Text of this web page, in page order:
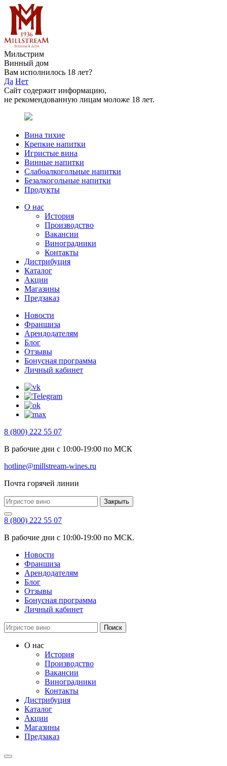
Мильстрим
Винный дом
Вам исполнилось 18 лет?
Да Нет
Сайт содержит информацию,
не рекомендованную лицам моложе 18 лет.
Вина тихие
Крепкие напитки
Игристые вина
Винные напитки
Слабоалкогольные напитки
Безалкогольные напитки
Продукты
О нас
История
Производство
Вакансии
Виноградники
Контакты
Дистрибуция
Каталог
Акции
Магазины
Предзаказ
Новости
Франшиза
Арендодателям
Блог
Отзывы
Бонусная программа
Личный кабинет
8 (800) 222 55 07
В рабочие дни с 10:00-19:00 по МСК
hotline@millstream-wines.ru
Почта горячей линии
Закрыть
8 (800) 222 55 07
В рабочие дни с 10:00-19:00 по МСК.
Новости
Франшиза
Арендодателям
Блог
Отзывы
Бонусная программа
Личный кабинет
Поиск
О нас
История
Производство
Вакансии
Виноградники
Контакты
Дистрибуция
Каталог
Акции
Магазины
Предзаказ